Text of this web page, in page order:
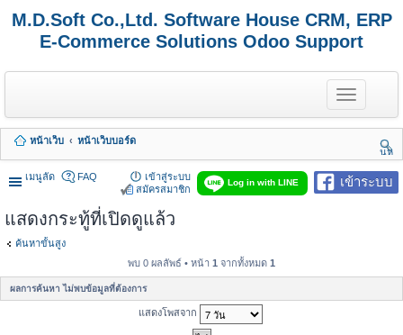
M.D.Soft Co.,Ltd. Software House CRM, ERP
E-Commerce Solutions Odoo Support
T
o
g
e
n
a
n
หน้าเว็บ
หน้าเว็บบอร์ด
นห
า
เมนูลัด
เข้าระบบ
Log in with LINE
FAQ
เข้าสู่ระบบ
สมัครสมาชิก
แสดงกระทู้ที่เปิดดูแล้ว
ค้นหาขั้นสูง
พบ 0 ผลลัพธ์ • หน้า 1 จากทั้งหมด 1
ผลการค้นหา ไม่พบข้อมูลที่ต้องการ
แสดงโพสจาก